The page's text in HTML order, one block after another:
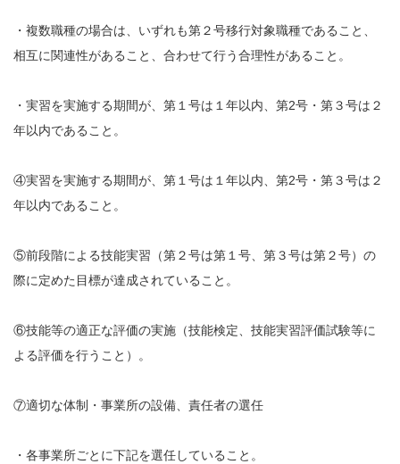
・複数職種の場合は、いずれも第２号移行対象職種であること、
相互に関連性があること、合わせて行う合理性があること。
・実習を実施する期間が、第１号は１年以内、第2号・第３号は２
年以内であること。
④実習を実施する期間が、第１号は１年以内、第2号・第３号は２
年以内であること。
⑤前段階による技能実習（第２号は第１号、第３号は第２号）の
際に定めた目標が達成されていること。
⑥技能等の適正な評価の実施（技能検定、技能実習評価試験等に
よる評価を行うこと）。
⑦適切な体制・事業所の設備、責任者の選任
・各事業所ごとに下記を選任していること。